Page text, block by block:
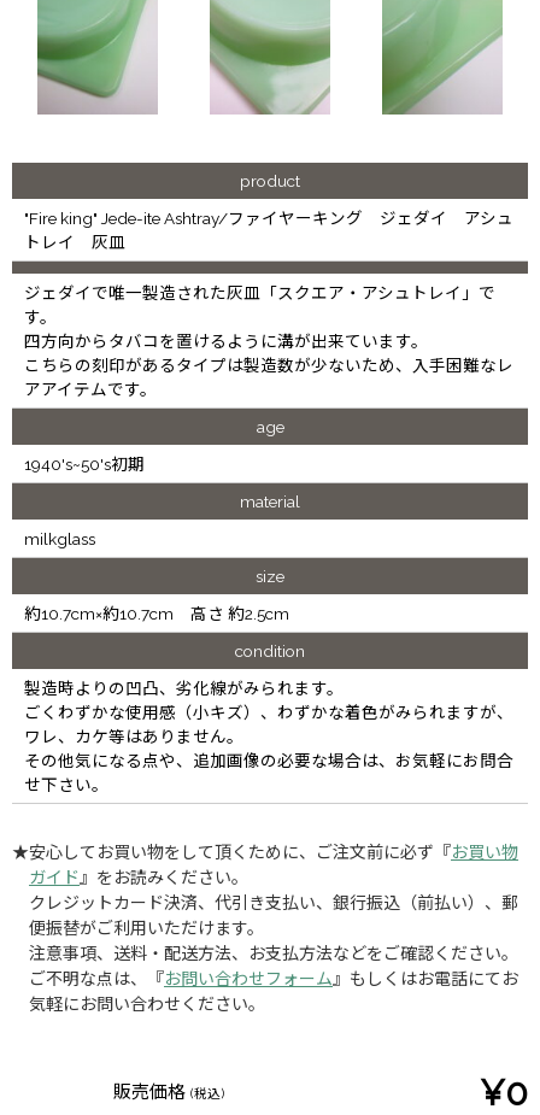
product
"Fire king" Jede-ite Ashtray/ファイヤーキング ジェダイ アシュ
トレイ 灰皿
ジェダイで唯一製造された灰皿「スクエア・アシュトレイ」で
す。
四方向からタバコを置けるように溝が出来ています。
こちらの刻印があるタイプは製造数が少ないため、入手困難なレ
アアイテムです。
age
1940's~50's初期
material
milkglass
size
約10.7cm×約10.7cm 高さ 約2.5cm
condition
製造時よりの凹凸、劣化線がみられます。
ごくわずかな使用感（小キズ）、わずかな着色がみられますが、
ワレ、カケ等はありません。
その他気になる点や、追加画像の必要な場合は、お気軽にお問合
せ下さい。
★安心してお買い物をして頂くために、ご注文前に必ず『お買い物
ガイド 』をお読みください。
クレジットカード決済、代引き支払い、銀行振込（前払い）、郵
便振替がご利用いただけます。
注意事項、送料・配送方法、お支払方法などをご確認ください。
ご不明な点は、『お問い合わせフォーム 』もしくはお電話にてお
気軽にお問い合わせください。
販売価格 (税込) ¥0